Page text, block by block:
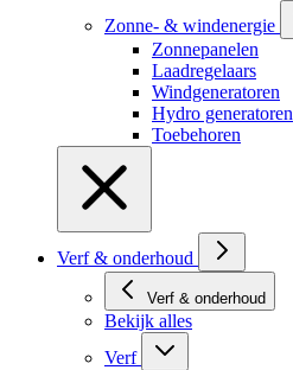
Zonne- & windenergie
Zonnepanelen
Laadregelaars
Windgeneratoren
Hydro generatoren
Toebehoren
Verf & onderhoud
Verf & onderhoud
Bekijk alles
Verf